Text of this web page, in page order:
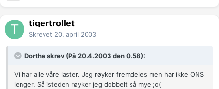
tigertrollet
Skrevet 20. april 2003
Dorthe skrev (På 20.4.2003 den 0.58):
Vi har alle våre laster. Jeg røyker fremdeles men har ikke ONS
lenger. Så isteden røyker jeg dobbelt så mye ;o(